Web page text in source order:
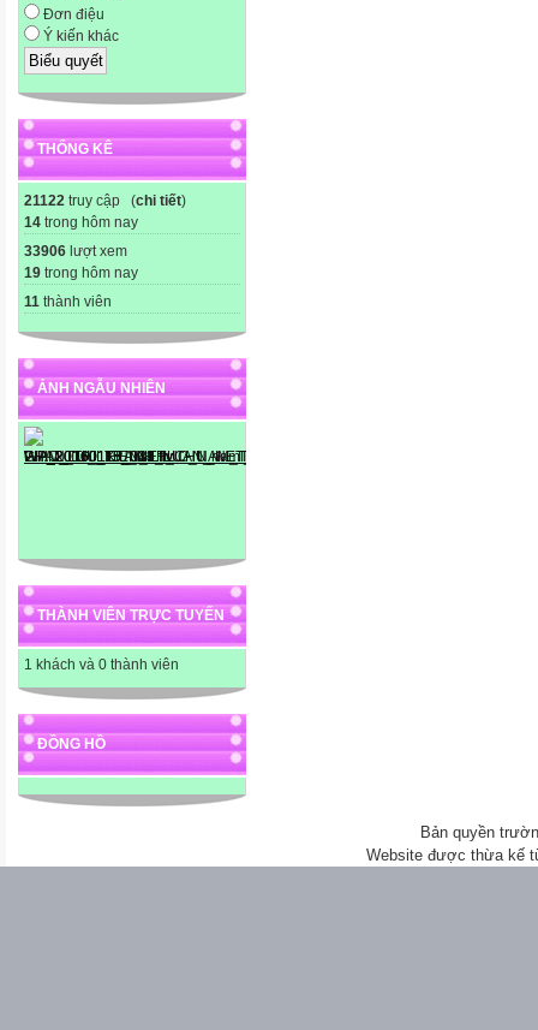
Đơn điệu
Ý kiến khác
THỐNG KÊ
21122 truy cập (chi tiết)
14 trong hôm nay
33906 lượt xem
19 trong hôm nay
11 thành viên
ẢNH NGẪU NHIÊN
THÀNH VIÊN TRỰC TUYẾN
1 khách và 0 thành viên
ĐỒNG HỒ
Bản quyền
Website được thừa kế